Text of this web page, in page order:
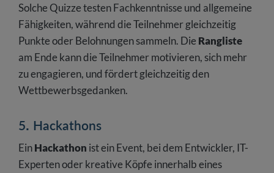
Solche Quizze testen Fachkenntnisse und allgemeine
Fähigkeiten, während die Teilnehmer gleichzeitig
Punkte oder Belohnungen sammeln. Die Rangliste
am Ende kann die Teilnehmer motivieren, sich mehr
zu engagieren, und fördert gleichzeitig den
Wettbewerbsgedanken.
5. Hackathons
EinHackathon ist ein Event, bei dem Entwickler, IT-
Experten oder kreative Köpfe innerhalb eines